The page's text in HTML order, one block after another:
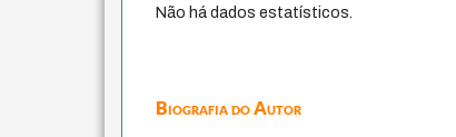
Não há dados estatísticos.
Biografia do Autor